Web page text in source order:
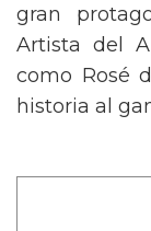
gran
Artista del
como Rosé
historia al